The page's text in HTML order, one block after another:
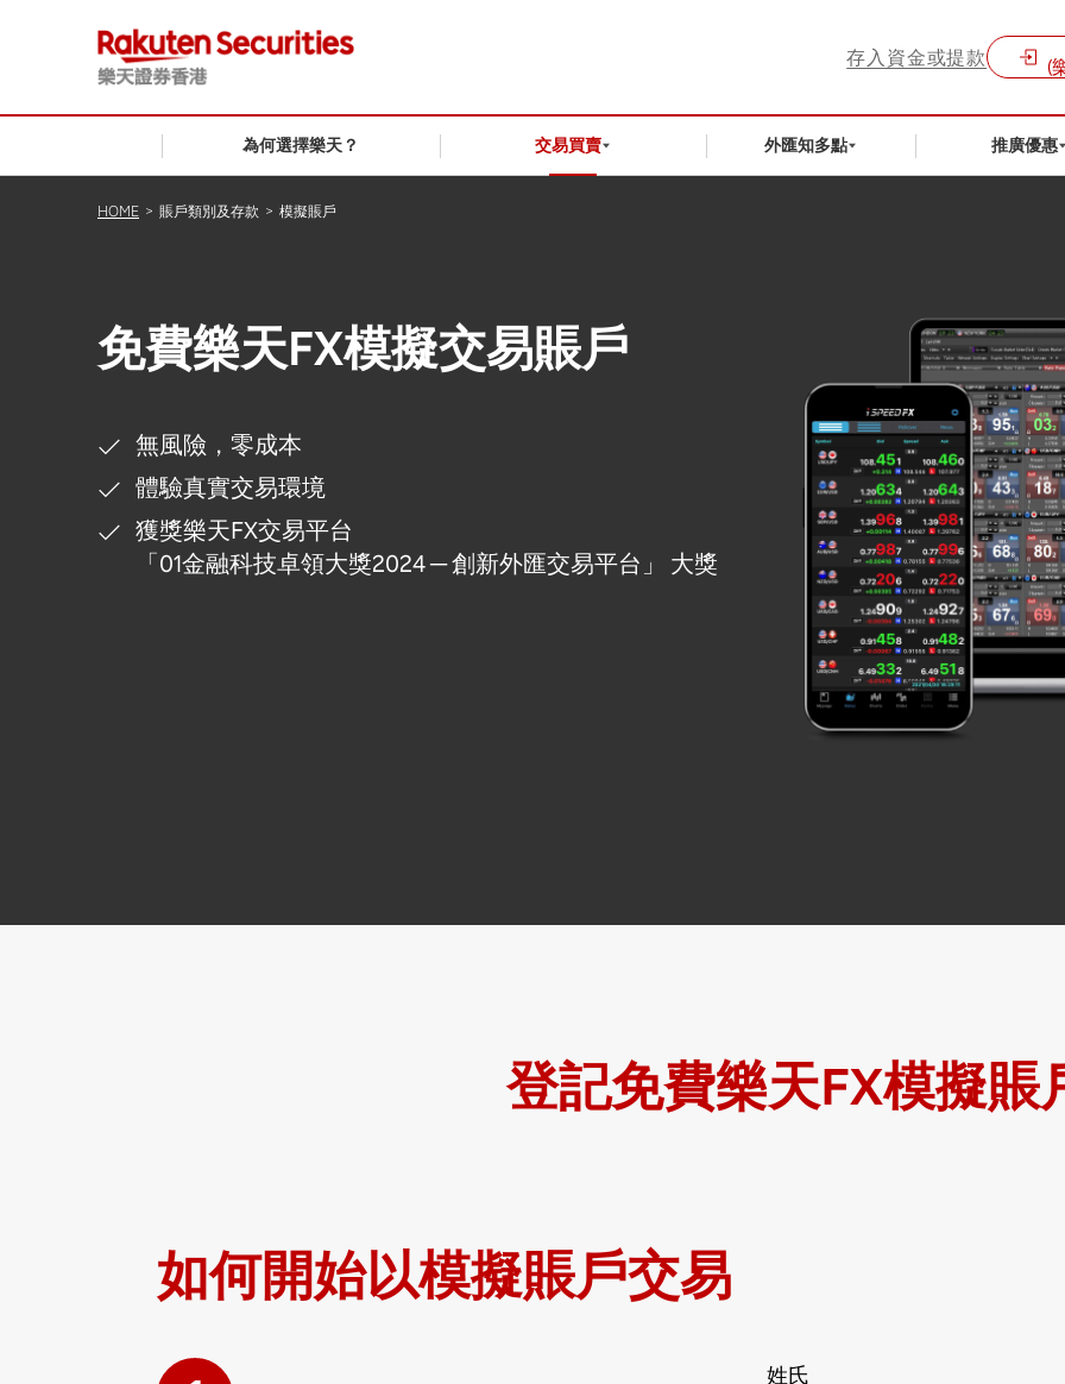
存入資金或提款 (
為何選擇樂天？ 交易買賣 外匯知多點 推廣優惠
HOME > 賬戶類別及存款 > 模擬賬戶
免費樂天FX模擬交易賬戶
無風險，零成本
體驗真實交易環境
獲獎樂天FX交易平台
「01金融科技卓領大獎2024 ─ 創新外匯交易平台」 大獎
登記免費樂天FX模擬賬
如何開始以模擬賬戶交易
姓氏